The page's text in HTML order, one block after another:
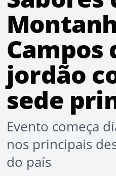
Campos
jordão
sede
Evento começa
nos principais
do país